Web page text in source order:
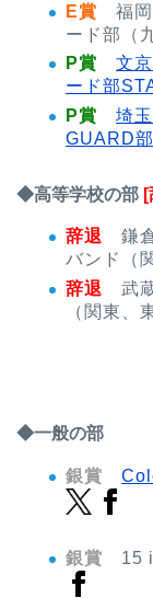
E賞 福
ード部（
P賞 文
ード部
P賞 埼
GUARD部
◆高等学校の部
辞退 鎌
バンド（
辞退 武
（関東、
◆一般の部
銀賞
銀賞 15